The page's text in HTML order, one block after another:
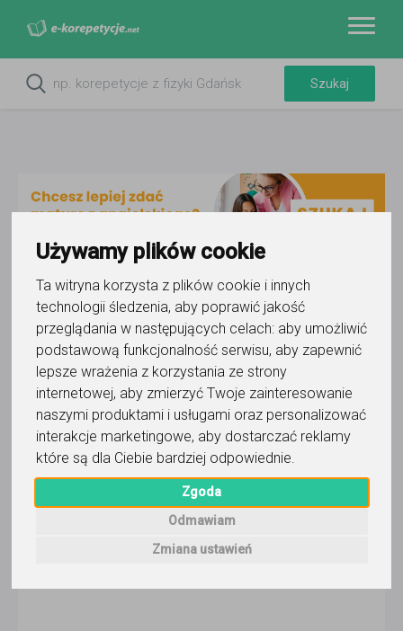
Używamy plików cookie
Ta witryna korzysta z plików cookie i innych
technologii śledzenia, aby poprawić jakość
przeglądania w następujących celach: aby umożliwić
podstawową funkcjonalność serwisu, aby zapewnić
lepsze wrażenia z korzystania ze strony
internetowej, aby zmierzyć Twoje zainteresowanie
naszymi produktami i usługami oraz personalizować
interakcje marketingowe, aby dostarczać reklamy
które są dla Ciebie bardziej odpowiednie.
Zgoda
Odmawiam
Zmiana ustawień
Monika
Wyślij wiadomość
Ostatnia aktywność: